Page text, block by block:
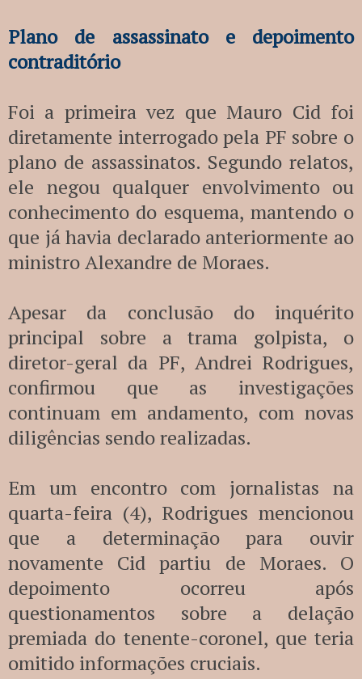
Plano de assassinato e depoimento
contraditório
Foi a primeira vez que Mauro Cid foi
diretamente interrogado pela PF sobre o
plano de assassinatos. Segundo relatos,
ele negou qualquer envolvimento ou
conhecimento do esquema, mantendo o
que já havia declarado anteriormente ao
ministro Alexandre de Moraes.
Apesar da conclusão do inquérito
principal sobre a trama golpista, o
diretor-geral da PF, Andrei Rodrigues,
confirmou que as investigações
continuam em andamento, com novas
diligências sendo realizadas.
Em um encontro com jornalistas na
quarta-feira (4), Rodrigues mencionou
que a determinação para ouvir
novamente Cid partiu de Moraes. O
depoimento ocorreu após
questionamentos sobre a delação
premiada do tenente-coronel, que teria
omitido informações cruciais.